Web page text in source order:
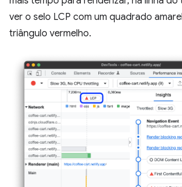
ver o selo LCP com um quadrado
triângulo vermelho.